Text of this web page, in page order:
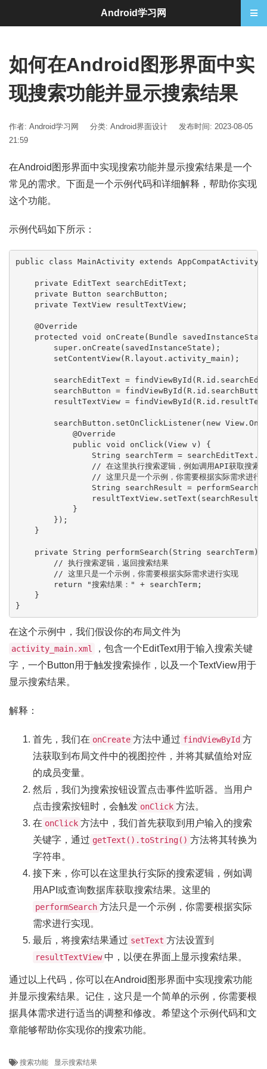
如何在Android图形界面中实
现搜索功能并显示搜索结果
作者: Android学习网 分类: Android界面设计
发布时间: 2023-08-05
21:59
在Android图形界面中实现搜索功能并显示搜索结果是一个
常见的需求。下面是一个示例代码和详细解释，帮助你实现
这个功能。
示例代码如下所示：
public class MainActivity extends AppCompatActivity
    private EditText searchEditText;
    private Button searchButton;
    private TextView resultTextView;
    @Override
protected void onCreate(Bundle
        super.onCreate(savedInstanceState);
        setContentView(R.layout.activity_main);
searchEditText =
searchButton =
resultTextView =
searchButton.setOnClickListener(new
            @Override
            public void onClick(View v) {
String searchTerm =
// 在这里执行搜索逻辑，例如调用API获取搜索
// 这里只是一个示例，你需要根据实际需求进行
String searchResult =
            }
        });
    }
private String performSearch(String searchTerm)
        // 执行搜索逻辑，返回搜索结果
        // 这里只是一个示例，你需要根据实际需求进行实现
        return "搜索结果：" + searchTerm;
    }
在这个示例中，我们假设你的布局文件为
activity_main.xml
，包含一个EditText用于输入搜索关键
字，一个Button用于触发搜索操作，以及一个TextView用于
显示搜索结果。
解释：
首先，我们在 onCreate 方法中通过 findViewById 方
法获取到布局文件中的视图控件，并将其赋值给对应
的成员变量。
然后，我们为搜索按钮设置点击事件监听器。当用户
点击搜索按钮时，会触发 onClick 方法。
在 onClick 方法中，我们首先获取到用户输入的搜索
关键字，通过 getText().toString() 方法将其转换为
字符串。
接下来，你可以在这里执行实际的搜索逻辑，例如调
用API或查询数据库获取搜索结果。这里的
performSearch 方法只是一个示例，你需要根据实际
需求进行实现。
最后，将搜索结果通过 setText 方法设置到
resultTextView 中，以便在界面上显示搜索结果。
通过以上代码，你可以在Android图形界面中实现搜索功能
并显示搜索结果。记住，这只是一个简单的示例，你需要根
据具体需求进行适当的调整和修改。希望这个示例代码和文
章能够帮助你实现你的搜索功能。
搜索功能 显示搜索结果
Android学习网